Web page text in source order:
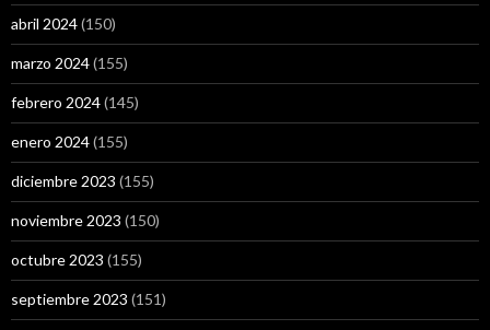
abril 2024(150)
marzo 2024(155)
febrero 2024(145)
enero 2024(155)
diciembre 2023 (155)
noviembre 2023 (150)
octubre 2023 (155)
septiembre 2023 (151)